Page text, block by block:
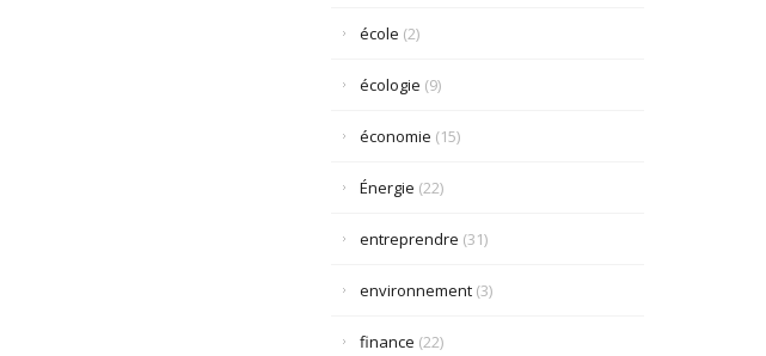
école (2)
écologie (9)
économie (15)
Énergie (22)
entreprendre (31)
environnement(3)
finance (22)